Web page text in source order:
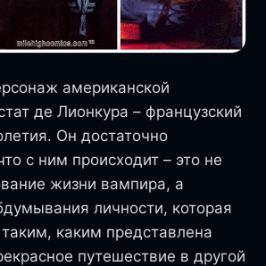
американской
де Лионкура – французский
Он достаточно
с ним происходит – это не
жизни вампира, а
личности, которая
каким представлена
путешествие в другой